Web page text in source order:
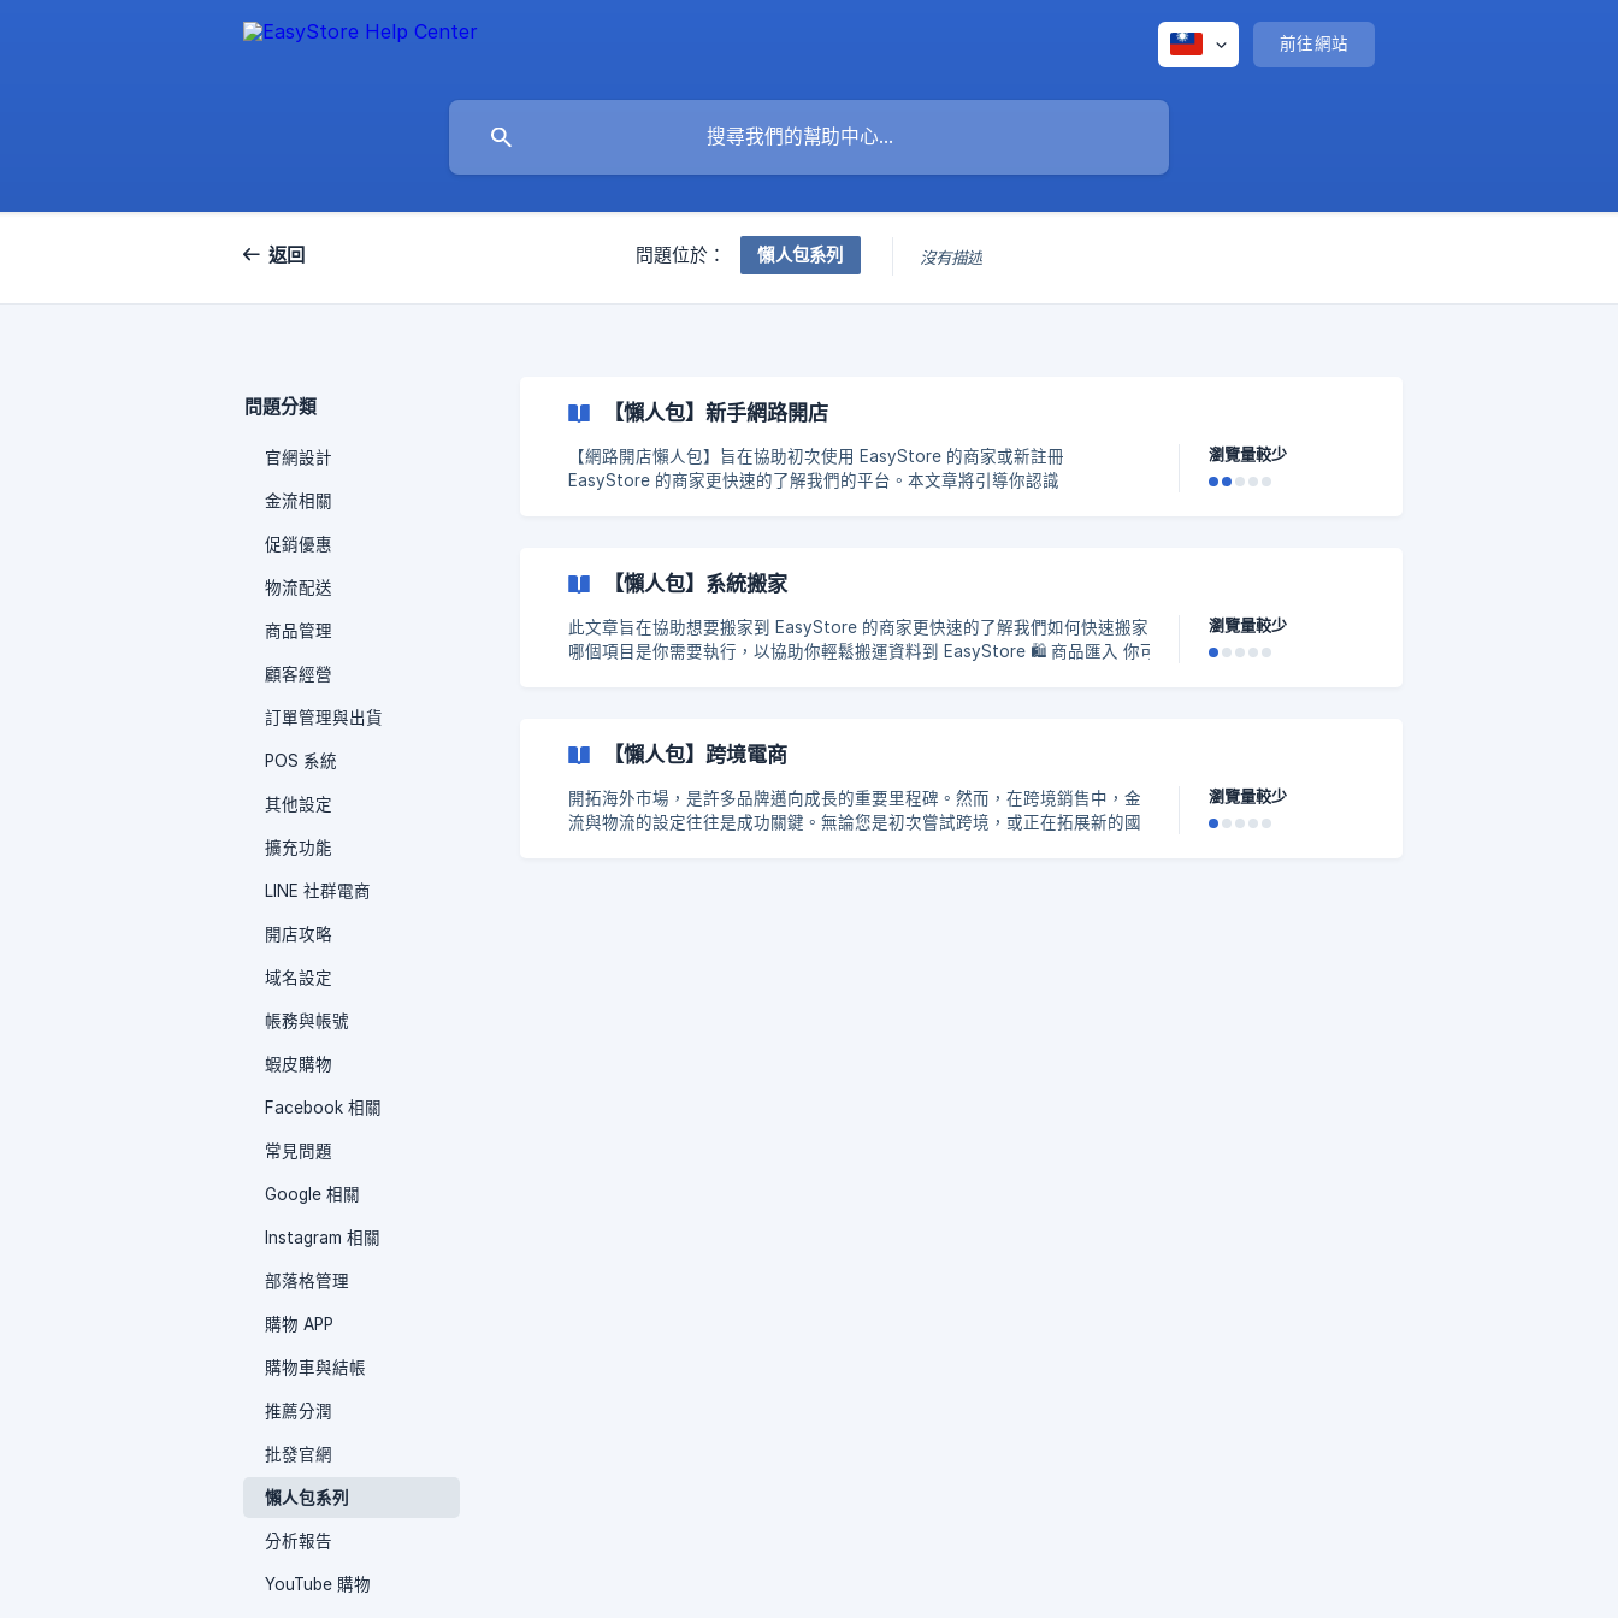
前往網站
返回 問題位於： 懶人包系列 沒有描述
問題分類
官網設計
金流相關
促銷優惠
物流配送
商品管理
顧客經營
訂單管理與出貨
POS 系統
其他設定
擴充功能
LINE 社群電商
開店攻略
域名設定
帳務與帳號
蝦皮購物
Facebook 相關
常見問題
Google 相關
Instagram 相關
部落格管理
購物 APP
購物車與結帳
推薦分潤
批發官網
懶人包系列
分析報告
YouTube 購物
【懶人包】新手網路開店
【網路開店懶人包】旨在協助初次使用 EasyStore 的商家或新註冊
EasyStore 的商家更快速的了解我們的平台。本文章將引導你認識
EasyStore 【網路開店懶人包 2】超詳細 0 - 1 全教程：4 步驟建立品牌官網
路開店懶人包 4】EasyStore APP Store 超實用 10 大擴充功能，開店必
瀏覽量較少
【懶人包】系統搬家
此文章旨在協助想要搬家到 EasyStore 的商家更快速的了解我們如何快速搬家。你可參考以下
哪個項目是你需要執行，以協助你輕鬆搬運資料到 EasyStore 🛍️ 商品匯入 你可以直接把商品搬
是，目前商品圖片需要以連結的形式放在 Excel 表單裡，圖片連結可把圖片上傳到圖片庫網站後
(https://support.easystore.co/zh-
tw/article/44cq5zwg5zob566h55cg44cr5aac5l2v5asn6yep5yyv5ywllwmrwhuuwvhuwtgq-
瀏覽量較少
【懶人包】跨境電商
開拓海外市場，是許多品牌邁向成長的重要里程碑。然而，在跨境銷售中，金
流與物流的設定往往是成功關鍵。無論您是初次嘗試跨境，或正在拓展新的國
瀏覽量較少